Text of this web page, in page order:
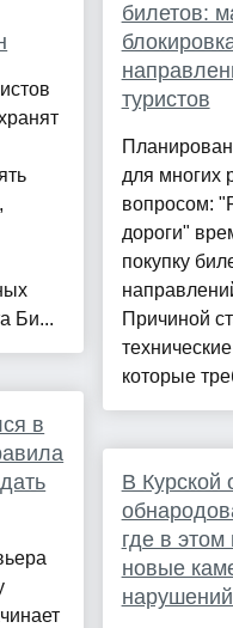
Би...
в
билетов:
туристов
для многих
вопросом:
дороги"
покупку
Причиной
которые
В Курской
где в этом
новые